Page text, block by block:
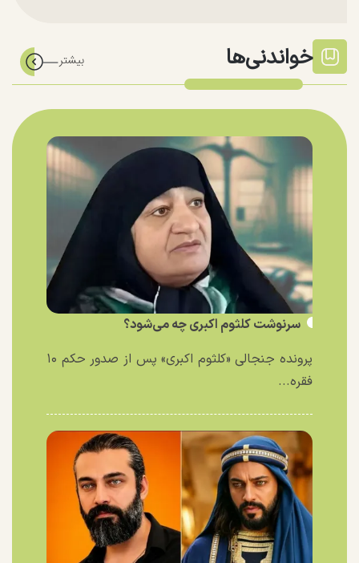
خواندنی‌ها
سرنوشت کلثوم اکبری چه می‌شود؟
پرونده جنجالی «کلثوم اکبری» پس از صدور حکم ۱۰
فقره...